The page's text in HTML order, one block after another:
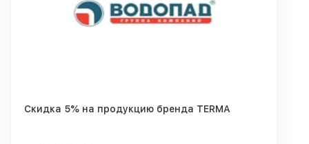
Скидка 5% на продукцию бренда TERMA